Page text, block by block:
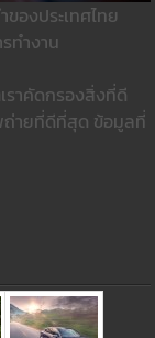
องประเทศไทย
ทำงาน
ราคัดกรองสิ่งที่ดี
ถ่ายที่ดีที่สุด ข้อมูลที่